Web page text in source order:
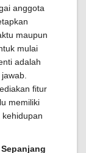
anggota
maupun
mulai
adalah
fitur
memiliki